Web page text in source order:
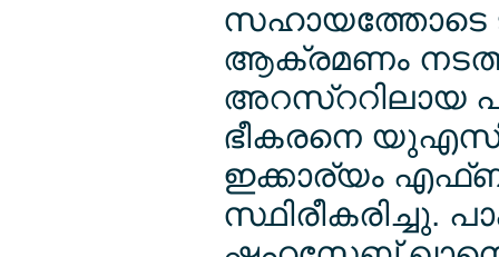
സഹായത്തോടെ
ആക്രമണം
അറസ്ററിലായ
ഭീകരനെ
ഇക്കാര്യം
സ്ഥിരീകരിച്ചു.